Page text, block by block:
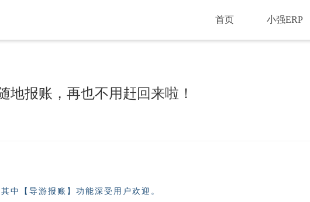
首页 小强ERP
地报账，再也不用赶回来啦！
中【导游报账】功能深受用户欢迎。